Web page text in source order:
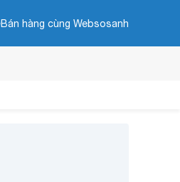
Bán hàng cùng Websosanh